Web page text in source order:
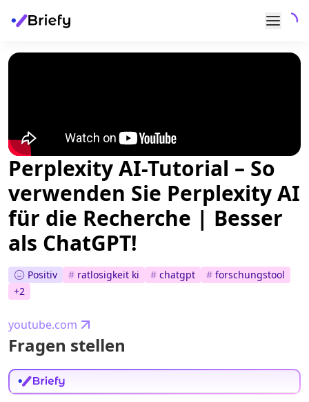
Perplexity AI-Tutorial – So
verwenden Sie Perplexity AI
für die Recherche | Besser
als ChatGPT!
Positiv # ratlosigkeit ki # chatgpt # forschungstool
+2
youtube.com
Fragen stellen